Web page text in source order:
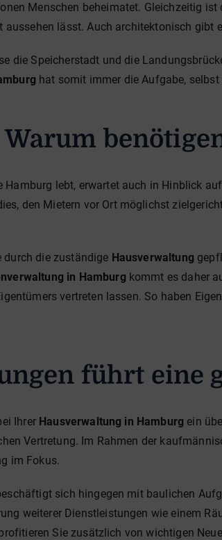
Menschen beheimatet. Gleichzeitig
aussehen lässt. Auch architektonisch gibt
die Speicherstadt und die
hat somit immer die Aufgabe,
Warum
Hamburg lebt, erwartet auch in Hinblick
den Mietern vor Ort möglichst
durch die zuständige Hausverwaltung
in Hamburg kommt es daher
vertreten lassen. So haben
führt eine
Ihrer Hausverwaltung in Hamburg ein
Vertretung. Im Rahmen der
im Fokus.
sich hingegen mit baulichen
weiterer Dienstleistungen wie einem
Sie zusätzlich von wichtigen